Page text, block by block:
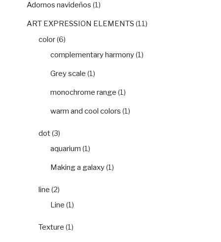
Adornos navideños (1)
ART EXPRESSION ELEMENTS (11)
color(6)
complementary harmony(1)
Grey scale (1)
monochrome range (1)
warm and cool colors (1)
dot(3)
aquarium (1)
Making a galaxy(1)
line (2)
Line (1)
Texture (1)